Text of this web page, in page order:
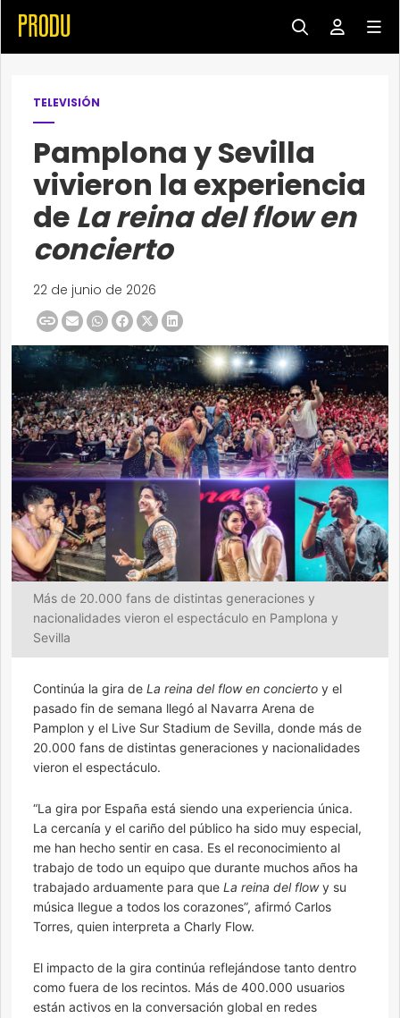
TELEVISIÓN
Pamplona y Sevilla
vivieron la experiencia
de La reina del flow en
concierto
22 de junio de 2026
Más de 20.000 fans de distintas generaciones y
nacionalidades vieron el espectáculo en Pamplona y
Sevilla
Continúa la gira de La reina del flow en concierto y el
pasado fin de semana llegó al Navarra Arena de
Pamplon y el Live Sur Stadium de Sevilla, donde más de
20.000 fans de distintas generaciones y nacionalidades
vieron el espectáculo.
“La gira por España está siendo una experiencia única.
La cercanía y el cariño del público ha sido muy especial,
me han hecho sentir en casa. Es el reconocimiento al
trabajo de todo un equipo que durante muchos años ha
trabajado arduamente para que La reina del flowy su
música llegue a todos los corazones”, afirmó Carlos
Torres, quien interpreta a Charly Flow.
El impacto de la gira continúa reflejándose tanto dentro
como fuera de los recintos. Más de 400.000 usuarios
están activos en la conversación global en redes